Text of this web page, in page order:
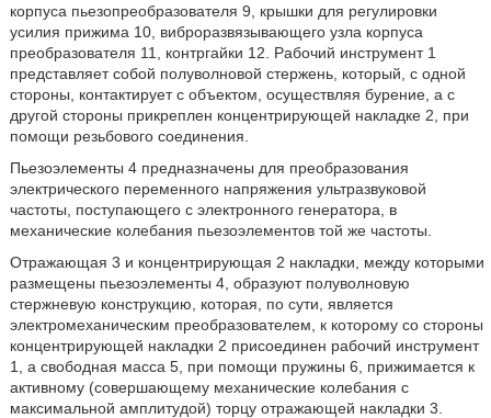
корпуса пьезопреобразователя 9, крышки для регулировки
усилия прижима 10, виброразвязывающего узла корпуса
преобразователя 11, контргайки 12. Рабочий инструмент 1
представляет собой полуволновой стержень, который, с одной
стороны, контактирует с объектом, осуществляя бурение, а с
другой стороны прикреплен концентрирующей накладке 2, при
помощи резьбового соединения.
Пьезоэлементы 4 предназначены для преобразования
электрического переменного напряжения ультразвуковой
частоты, поступающего с электронного генератора, в
механические колебания пьезоэлементов той же частоты.
Отражающая 3 и концентрирующая 2 накладки, между которыми
размещены пьезоэлементы 4, образуют полуволновую
стержневую конструкцию, которая, по сути, является
электромеханическим преобразователем, к которому со стороны
концентрирующей накладки 2 присоединен рабочий инструмент
1, а свободная масса 5, при помощи пружины 6, прижимается к
активному (совершающему механические колебания с
максимальной амплитудой) торцу отражающей накладки 3.